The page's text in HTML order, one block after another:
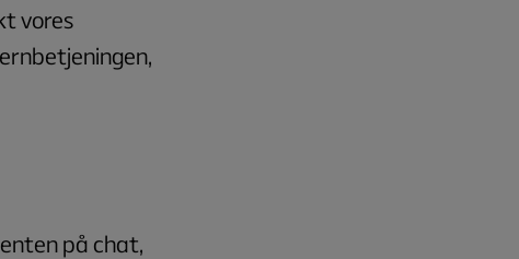
vores
på chat,